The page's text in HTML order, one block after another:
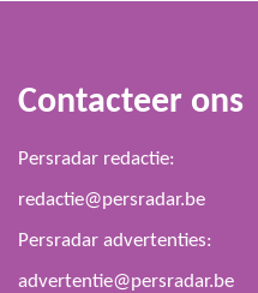
Contacteer ons
Persradar redactie:
redactie@persradar.be
Persradar advertenties:
advertentie@persradar.be